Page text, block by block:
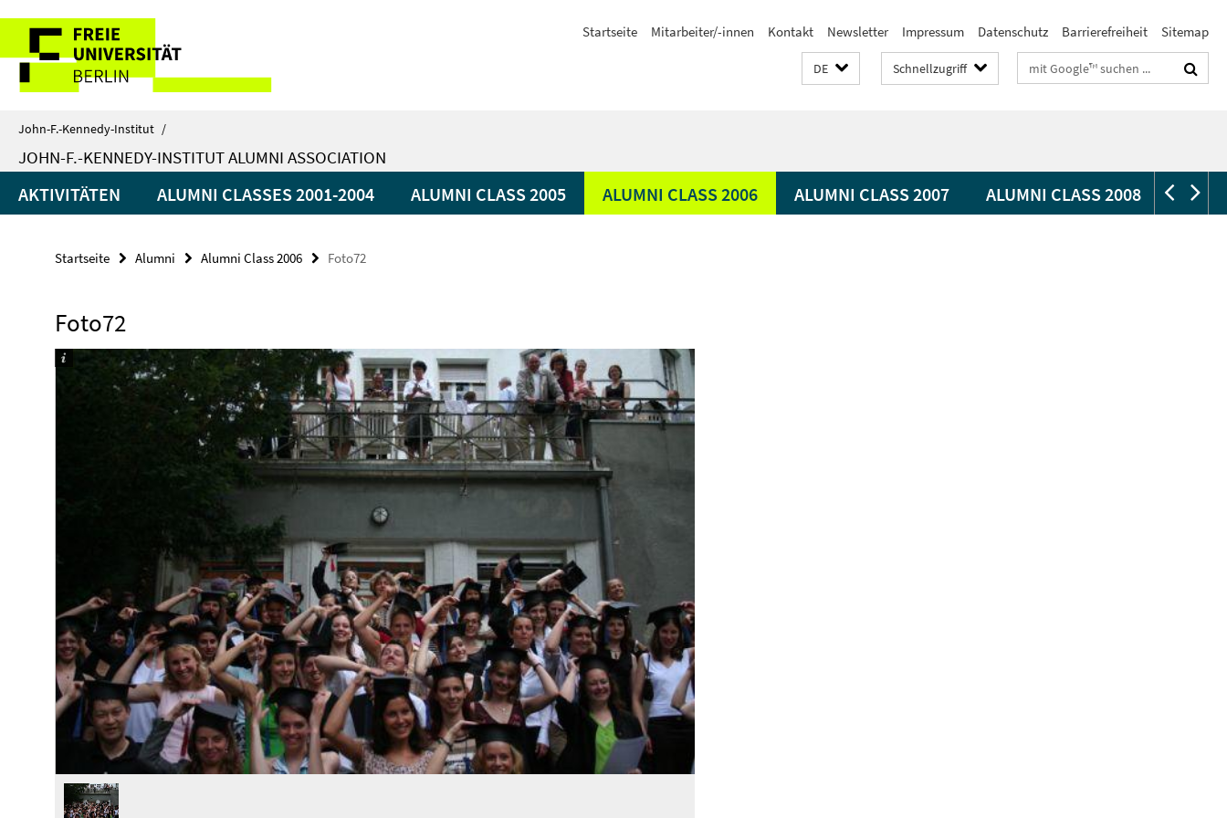
direkt
zu
Inhalt
Service-
Navigation
Startseite Mitarbeiter/-innen Kontakt Newsletter Impressum Datenschutz Barrierefreiheit Sitemap
DE Schnellzugriff Suchbegriffe
John-F.-Kennedy-Institut /
JOHN-F.-KENNEDY-INSTITUT ALUMNI ASSOCIATION
AKTIVITÄTEN ALUMNI CLASSES 2001-2004 ALUMNI CLASS 2005 ALUMNI CLASS 2006 ALUMNI CLASS 2007 ALUMNI CLASS 2008
Startseite Alumni Alumni Class 2006 Foto72
Foto72